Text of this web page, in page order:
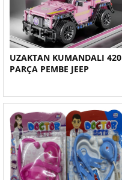
UZAKTAN KUMANDALI 420
PARÇA PEMBE JEEP